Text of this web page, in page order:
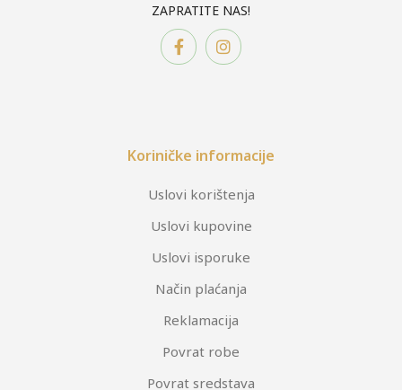
ZAPRATITE NAS!
Koriničke informacije
Uslovi korištenja
Uslovi kupovine
Uslovi isporuke
Način plaćanja
Reklamacija
Povrat robe
Povrat sredstava